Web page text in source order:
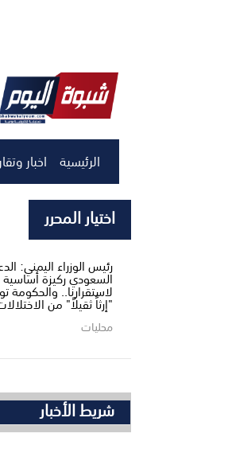
الرئيسية اخبار
اختيار المحرر
رئيس الوزراء اليمني:
السعودي ركيزة أساسية
لاستقرارنا.. والحكومة
"إرثاً ثقيلاً" من
محليات
شريط الأخبار
زلازل من الكاتيوشا وطائراتنا